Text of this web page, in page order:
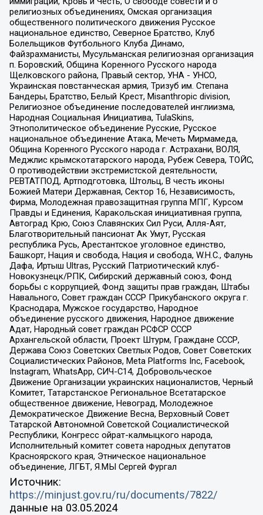
религиозных объединениях, Омская организация
общественного политического движения Русское
национальное единство, Северное Братство, Клуб
Болельщиков Футбольного Клуба Динамо,
Файзрахманисты, Мусульманская религиозная организация
п. Боровский, Община Коренного Русского народа
Щелковского района, Правый сектор, УНА - УНСО,
Украинская повстанческая армия, Тризуб им. Степана
Бандеры, Братство, Белый Крест, Misanthropic division,
Религиозное объединение последователей инглиизма,
Народная Социальная Инициатива, TulaSkins,
Этнополитическое объединение Русские, Русское
национальное объединение Атака, Мечеть Мирмамеда,
Община Коренного Русского народа г. Астрахани, ВОЛЯ,
Меджлис крымскотатарского народа, Рубеж Севера, ТОЙС,
О противодействии экстремистской деятельности,
РЕВТАТПОД, Артподготовка, Штольц, В честь иконы
Божией Матери Державная, Сектор 16, Независимость,
Фирма, Молодежная правозащитная группа МПГ, Курсом
Правды и Единения, Каракольская инициативная группа,
Автоград Крю, Союз Славянских Сил Руси, Алля-Аят,
Благотворительный пансионат Ак Умут, Русская
республика Русь, Арестантское уголовное единство,
Башкорт, Нация и свобода, Нация и свобода, W.H.С., Фалунь
Дафа, Иртыш Ultras, Русский Патриотический клуб-
Новокузнецк/РПК, Сибирский державный союз, Фонд
борьбы с коррупцией, Фонд защиты прав граждан, Штабы
Навального, Совет граждан СССР Прикубанского округа г.
Краснодара, Мужское государство, Народное
объединение русского движения, Народное движение
Адат, Народный совет граждан РСФСР СССР
Архангельской области, Проект Штурм, Граждане СССР,
Держава Союз Советских Светлых Родов, Совет Советских
Социалистических Районов, Meta Platforms Inc, Facebook,
Instagram, WhatsApp, СИЧ-С14, Добровольческое
Движение Организации украинских националистов, Черный
Комитет, Татарстанское Региональное Всетатарское
общественное движение, Невоград, Молодежное
Демократическое Движение Весна, Верховный Совет
Татарской Автономной Советской Социалистической
Республики, Конгресс ойрат-калмыцкого народа,
Исполнительный комитет совета народных депутатов
Красноярского края, Этническое национальное
объединение, ЛГБТ, Я.МЫ Сергей Фургал
Источник:
https://minjust.gov.ru/ru/documents/7822/
данные на 03.05.2024